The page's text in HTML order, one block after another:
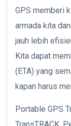
GPS memberi
armada kita
jauh lebih
Kita dapat
(ETA) yang
kapan harus
Portable GPS